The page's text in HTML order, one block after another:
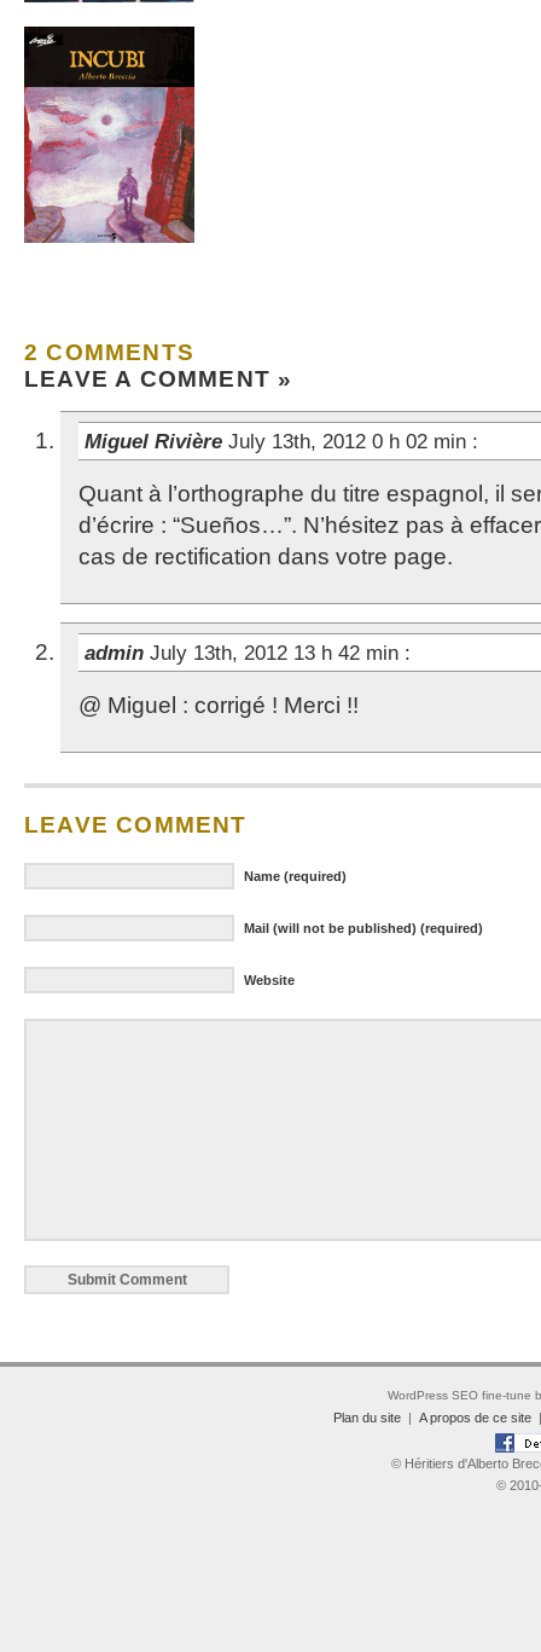
2 COMMENTS
LEAVE A COMMENT »
Miguel Rivière July 13th, 2012 0 h 02 min :
Quant à l’orthographe du titre espagnol, il
d’écrire : “Sueños…”. N’hésitez pas à
cas de rectification dans votre page.
admin July 13th, 2012 13 h 42 min :
@ Miguel : corrigé ! Merci !!
LEAVE COMMENT
Name (required)
Mail (will not be published) (required)
Website
WordPress SEO fine-tune
Plan du site| A propos de ce site
© Héritiers d'Alberto
©